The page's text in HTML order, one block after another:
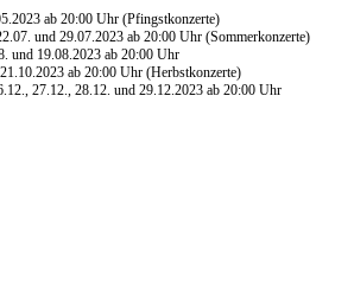
ab 20:00 Uhr (Pfingstkonzerte)
und 29.07.2023 ab 20:00 Uhr (Sommerkonzerte)
und 19.08.2023 ab 20:00 Uhr
ab 20:00 Uhr (Herbstkonzerte)
27.12., 28.12. und 29.12.2023 ab 20:00 Uhr